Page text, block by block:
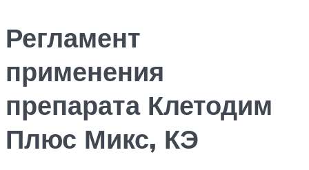
Регламент
применения
препарата Клетодим
Плюс Микс, КЭ